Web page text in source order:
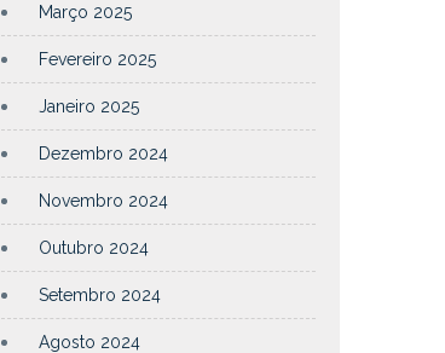
Março 2025
Fevereiro 2025
Janeiro 2025
Dezembro 2024
Novembro 2024
Outubro 2024
Setembro 2024
Agosto 2024